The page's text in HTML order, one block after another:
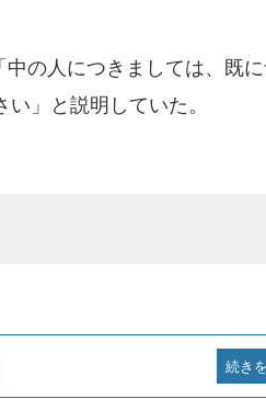
の人につきましては、既
」と説明していた。
続き